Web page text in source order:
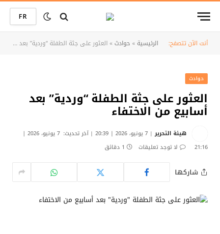
FR
أنت الآن تتصفح: الرئيسية»حوادث»العثور على جثة الطفلة “وردية” بعد أسابيع من الاختفاء
حوادث
العثور على جثة الطفلة “وردية” بعد
أسابيع من الاختفاء
هيئة التحرير 7 يونيو، 2026 | 20:39 آخر تحديث:
7 يونيو، 2026 |
21:16
لا توجد تعليقات 1 دقائق
شاركها